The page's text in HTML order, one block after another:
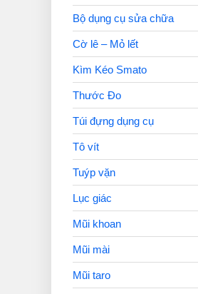
Bộ dụng cụ sửa chữa
Cờ lê – Mỏ lết
Kìm Kéo Smato
Thước Đo
Túi đựng dụng cụ
Tô vít
Tuýp vặn
Lục giác
Mũi khoan
Mũi mài
Mũi taro